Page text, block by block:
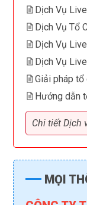
Dịch Vụ
Dịch Vụ Tổ
Dịch Vụ
Dịch Vụ
Giải pháp
Hướng dẫn
Chi tiết Dịch
MỌI